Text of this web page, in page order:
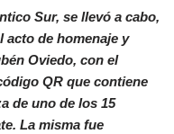
Sur, se llevó a cabo,
acto de homenaje y
Oviedo, con el
QR que contiene
de uno de los 15
La misma fue